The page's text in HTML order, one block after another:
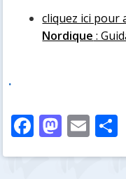
cliquez ici pour
Nordique :
.
F M E